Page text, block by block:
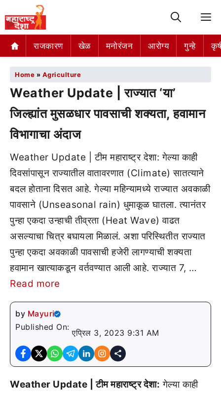
राजकारण खेळ मनोरंजन आरोग्य गुन्हे
Home » Agriculture
Weather Update | राज्यात ‘या’
जिल्ह्यांत मुसळधार पावसाची शक्यता, हवामान
विभागाचा अंदाज
Weather Update | टीम महाराष्ट्र देशा: गेल्या काही
दिवसांपासून राज्यातील वातावरणात (Climate) सातत्याने
बदल होताना दिसत आहे. गेल्या महिन्यामध्ये राज्यात अवकाळी
पावसाने (Unseasonal rain) धुमाकूळ घातला. त्यानंतर
पुन्हा एकदा उन्हाची तीव्रता (Heat Wave) वाढत
असल्याचा चित्र बघायला मिळालं. अशा परिस्थितीत राज्यात
पुन्हा एकदा अवकाळी पावसाची हजेरी लागण्याची शक्यता
हवामान खात्याकडून वर्तवण्यात आली आहे. राज्यात 7, …
Read more
by Mayuri
Published On:
एप्रिल 3, 2023 9:31 AM
Weather Update | टीम महाराष्ट्र देशा: गेल्या काही